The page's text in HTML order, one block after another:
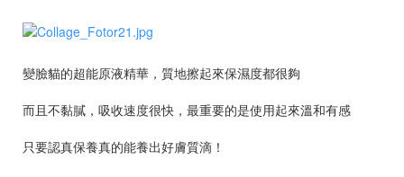
變臉貓的超能原液精華，質地擦起來保濕度都很夠
而且不黏膩，吸收速度很快，最重要的是使用起來溫和有感
只要認真保養真的能養出好膚質滴！